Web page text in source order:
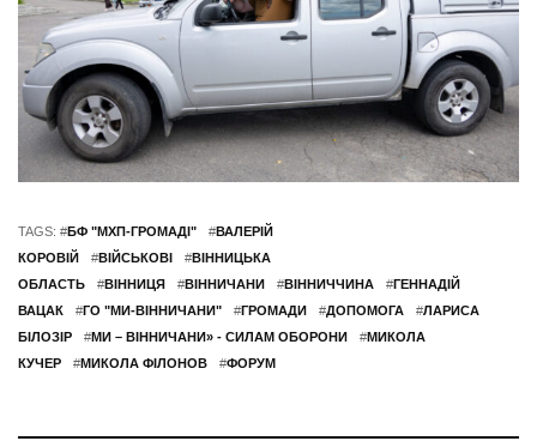
TAGS: #БФ "МХП-ГРОМАДІ" #ВАЛЕРІЙ
КОРОВІЙ
#ВІЙСЬКОВІ #ВІННИЦЬКА
ОБЛАСТЬ
#ВІННИЦЯ #ВІННИЧАНИ #ВІННИЧЧИНА #ГЕННАДІЙ
ВАЦАК
#ГО "МИ-ВІННИЧАНИ" #ГРОМАДИ #ДОПОМОГА #ЛАРИСА
БІЛОЗІР
#МИ – ВІННИЧАНИ» - СИЛАМ ОБОРОНИ #МИКОЛА
КУЧЕР
#МИКОЛА ФІЛОНОВ #ФОРУМ